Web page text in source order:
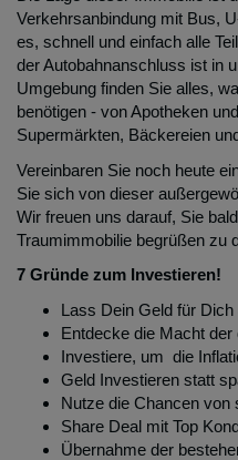
Verkehrsanbindung mit Bus,
es, schnell und einfach alle
der Autobahnanschluss ist in
Umgebung finden Sie alles,
benötigen - von Apotheken
Supermärkten, Bäckereien
Vereinbaren Sie noch heute
Sie sich von dieser
Wir freuen uns darauf, Sie
Traumimmobilie begrüßen zu
7 Gründe zum Investieren!
Lass Dein Geld für Dich
Entdecke die Macht
Investiere, um die
Geld Investieren statt
Nutze die Chancen von
Share Deal mit Top
Übernahme der